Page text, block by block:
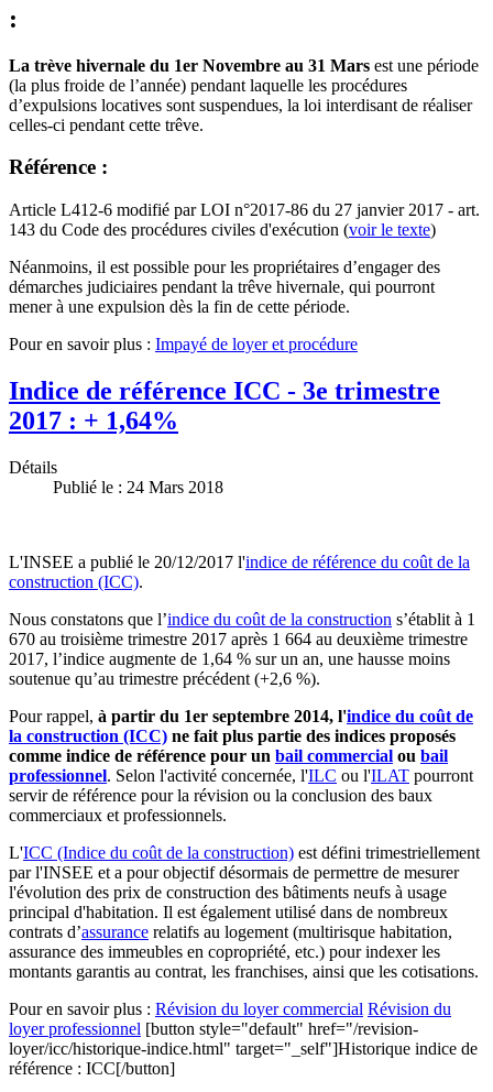
:
La trève hivernale du 1er Novembre au 31 Mars est une période
(la plus froide de l’année) pendant laquelle les procédures
d’expulsions locatives sont suspendues, la loi interdisant de réaliser
celles-ci pendant cette trêve.
Référence :
Article L412-6 modifié par LOI n°2017-86 du 27 janvier 2017 - art.
143 du Code des procédures civiles d'exécution (voir le texte)
Néanmoins, il est possible pour les propriétaires d’engager des
démarches judiciaires pendant la trêve hivernale, qui pourront
mener à une expulsion dès la fin de cette période.
Pour en savoir plus : Impayé de loyer et procédure
Indice de référence ICC - 3e trimestre
2017 : + 1,64%
Détails
Publié le : 24 Mars 2018
L'INSEE a publié le 20/12/2017 l'indice de référence du coût de la
construction (ICC).
Nous constatons que l’indice du coût de la construction s’établit à 1
670 au troisième trimestre 2017 après 1 664 au deuxième trimestre
2017, l’indice augmente de 1,64 % sur un an, une hausse moins
soutenue qu’au trimestre précédent (+2,6 %).
Pour rappel, à partir du 1er septembre 2014, l'indice du coût de
la construction (ICC) ne fait plus partie des indices proposés
comme indice de référence pour un bail commercial ou bail
professionnel. Selon l'activité concernée, l'ILC ou l'ILAT pourront
servir de référence pour la révision ou la conclusion des baux
commerciaux et professionnels.
L'ICC (Indice du coût de la construction) est défini trimestriellement
par l'INSEE et a pour objectif désormais de permettre de mesurer
l'évolution des prix de construction des bâtiments neufs à usage
principal d'habitation. Il est également utilisé dans de nombreux
contrats d’assurance relatifs au logement (multirisque habitation,
assurance des immeubles en copropriété, etc.) pour indexer les
montants garantis au contrat, les franchises, ainsi que les cotisations.
Pour en savoir plus : Révision du loyer commercial Révision du
loyer professionnel [button style="default" href="/revision-
loyer/icc/historique-indice.html" target="_self"]Historique indice de
référence : ICC[/button]